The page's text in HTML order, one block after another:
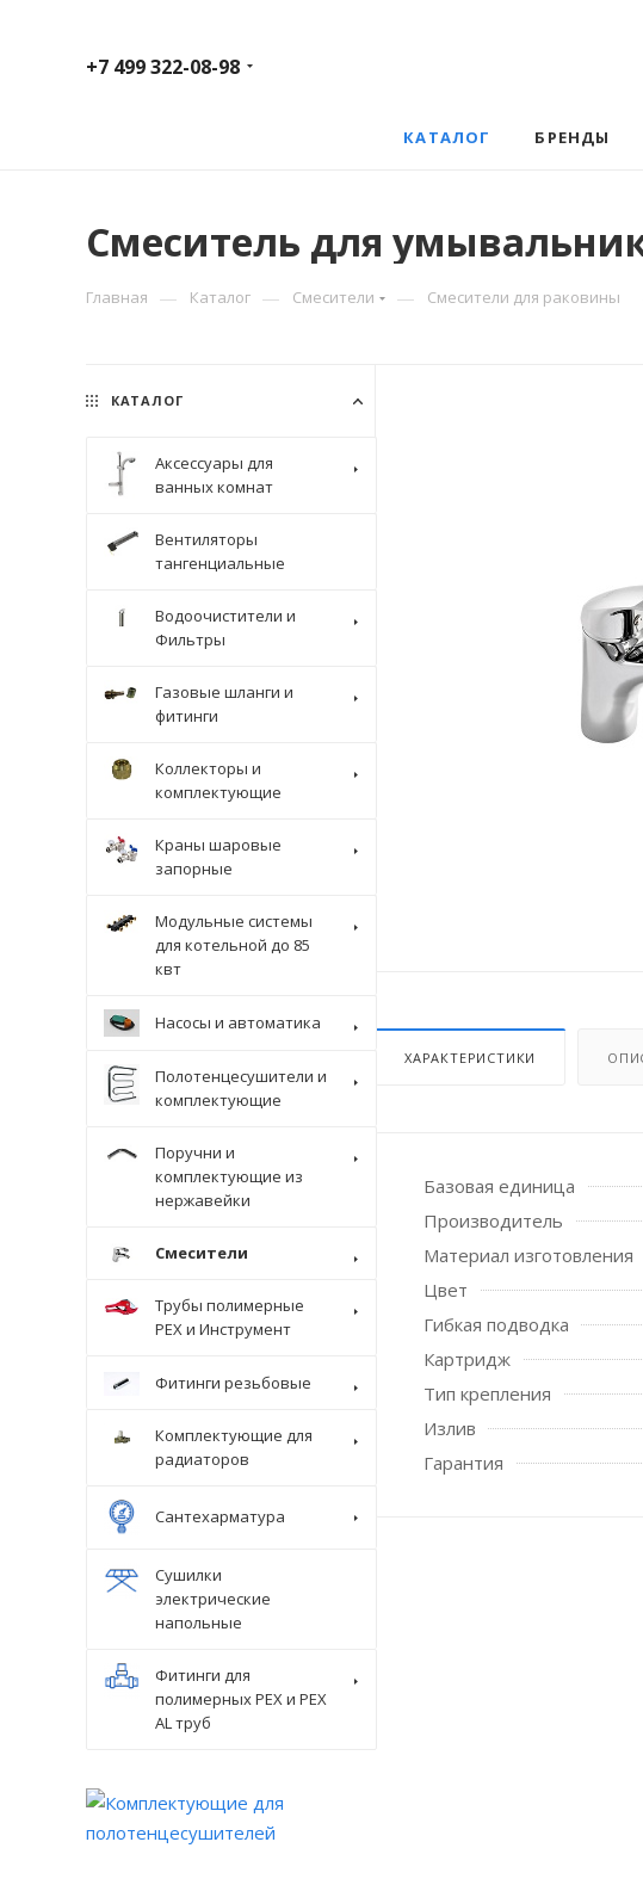
+7 499 322-08-98
КАТАЛОГ БРЕНДЫ
Смеситель для
Главная — Каталог — Смесители — Смесители для раковины
ХАРАКТЕРИСТИКИ
Базовая единица
Производитель
Материал изготовления
Цвет
Гибкая подводка
Картридж
Тип крепления
Излив
Гарантия
КАТАЛОГ
Аксессуары для
ванных комнат
Вентиляторы
тангенциальные
Водоочистители и
Фильтры
Газовые шланги и
фитинги
Коллекторы и
комплектующие
Краны шаровые
запорные
Модульные системы
для котельной до 85
квт
Насосы и автоматика
Полотенцесушители и
комплектующие
Поручни и
комплектующие из
нержавейки
Крепеж стоек для
Смесители
Трубы полимерные
PEX и Инструмент
Фитинги резьбовые
Комплектующие для
радиаторов
Сантехарматура
Сушилки
электрические
напольные
Фитинги для
полимерных PEX и PEX
AL труб